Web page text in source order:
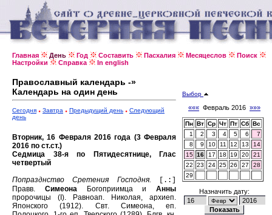
Главная День Год Составить Пасхалия Месяцеслов
Поиск
Настройки
Справка In english
Православный календарь -»
Календарь на один день
Сегодня Завтра Предыдущий день
Следующий
день
Вторник, 16 Февраля 2016 года (3 Февраля
2016 по ст.ст.)
Седмица 38-я по Пятидесятнице, Глас
четвертый
Попразднство Сретения Господня.
[.:]
Правв. СимеонаБогоприимца и Анны
пророчицы (I).
Равноап. Николая, архиеп.
Японского (1912). Свт. Симеона, еп.
Выбор
««« Февраль 2016 »»»
Пн Вт Ср Чт Пт Сб Вс
1
2 3 4 5 6
7
8
9 10 11 12 13
14
15 16 17 18 19 20
21
22
23 24 25 26 27
28
29
Назначить дату: